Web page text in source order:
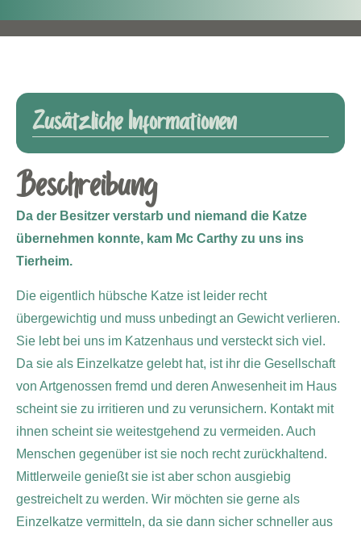
Zusätzliche Informationen
Beschreibung
Da der Besitzer verstarb und niemand die Katze
übernehmen konnte, kam Mc Carthy zu uns ins
Tierheim.
Die eigentlich hübsche Katze ist leider recht
übergewichtig und muss unbedingt an Gewicht verlieren.
Sie lebt bei uns im Katzenhaus und versteckt sich viel.
Da sie als Einzelkatze gelebt hat, ist ihr die Gesellschaft
von Artgenossen fremd und deren Anwesenheit im Haus
scheint sie zu irritieren und zu verunsichern. Kontakt mit
ihnen scheint sie weitestgehend zu vermeiden. Auch
Menschen gegenüber ist sie noch recht zurückhaltend.
Mittlerweile genießt sie ist aber schon ausgiebig
gestreichelt zu werden. Wir möchten sie gerne als
Einzelkatze vermitteln, da sie dann sicher schneller aus